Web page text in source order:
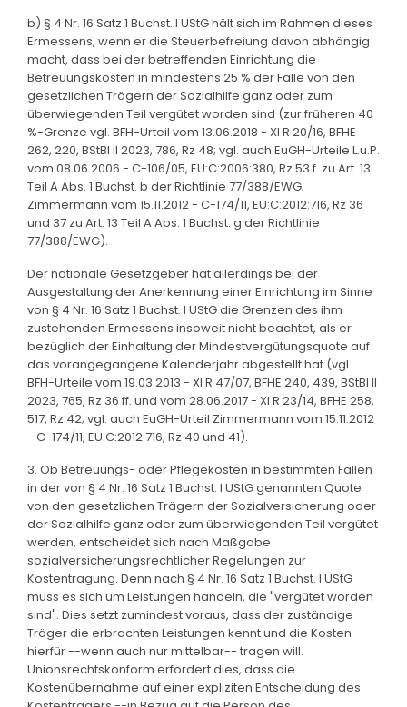
b) § 4 Nr. 16 Satz 1 Buchst. l UStG hält sich im Rahmen dieses
Ermessens, wenn er die Steuerbefreiung davon abhängig
macht, dass bei der betreffenden Einrichtung die
Betreuungskosten in mindestens 25 % der Fälle von den
gesetzlichen Trägern der Sozialhilfe ganz oder zum
überwiegenden Teil vergütet worden sind (zur früheren 40
%-Grenze vgl. BFH-Urteil vom 13.06.2018 - XI R 20/16, BFHE
262, 220, BStBl II 2023, 786, Rz 48; vgl. auch EuGH-Urteile L.u.P.
vom 08.06.2006 - C-106/05, EU:C:2006:380, Rz 53 f. zu Art. 13
Teil A Abs. 1 Buchst. b der Richtlinie 77/388/EWG;
Zimmermann vom 15.11.2012 - C-174/11, EU:C:2012:716, Rz 36
und 37 zu Art. 13 Teil A Abs. 1 Buchst. g der Richtlinie
77/388/EWG).
Der nationale Gesetzgeber hat allerdings bei der
Ausgestaltung der Anerkennung einer Einrichtung im Sinne
von § 4 Nr. 16 Satz 1 Buchst. l UStG die Grenzen des ihm
zustehenden Ermessens insoweit nicht beachtet, als er
bezüglich der Einhaltung der Mindestvergütungsquote auf
das vorangegangene Kalenderjahr abgestellt hat (vgl.
BFH-Urteile vom 19.03.2013 - XI R 47/07, BFHE 240, 439, BStBl II
2023, 765, Rz 36 ff. und vom 28.06.2017 - XI R 23/14, BFHE 258,
517, Rz 42; vgl. auch EuGH-Urteil Zimmermann vom 15.11.2012
- C-174/11, EU:C:2012:716, Rz 40 und 41).
3. Ob Betreuungs- oder Pflegekosten in bestimmten Fällen
in der von § 4 Nr. 16 Satz 1 Buchst. l UStG genannten Quote
von den gesetzlichen Trägern der Sozialversicherung oder
der Sozialhilfe ganz oder zum überwiegenden Teil vergütet
werden, entscheidet sich nach Maßgabe
sozialversicherungsrechtlicher Regelungen zur
Kostentragung. Denn nach § 4 Nr. 16 Satz 1 Buchst. l UStG
muss es sich um Leistungen handeln, die "vergütet worden
sind". Dies setzt zumindest voraus, dass der zuständige
Träger die erbrachten Leistungen kennt und die Kosten
hierfür --wenn auch nur mittelbar-- tragen will.
Unionsrechtskonform erfordert dies, dass die
Kostenübernahme auf einer expliziten Entscheidung des